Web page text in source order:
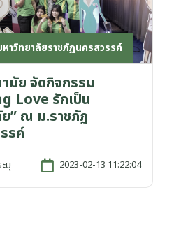
าวิทยาลัยราชภัฏนครสวรรค์
มัย จัดกิจกรรม
Love รักเป็น
” ณ ม.ราชภัฏ
รค์
บุ 2023-02-13 11:22:04